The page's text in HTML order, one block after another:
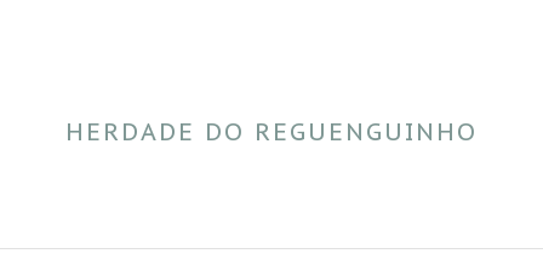
HERDADE DO REGUENGUINHO